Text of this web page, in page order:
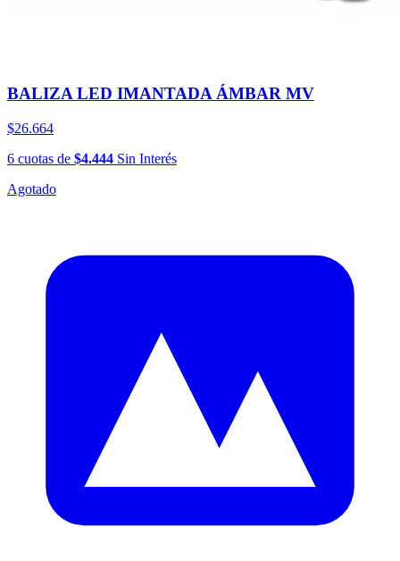
BALIZA LED IMANTADA ÁMBAR MV
$26.664
6 cuotas de $4.444 Sin Interés
Agotado